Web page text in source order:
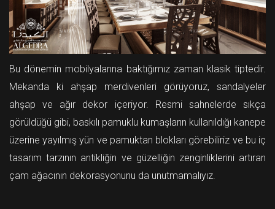
Bu dönemin mobilyalarına baktığımız zaman klasik tiptedir.
Mekanda ki ahşap merdivenleri görüyoruz, sandalyeler
ahşap ve ağır dekor içeriyor. Resmi sahnelerde sıkça
görüldüğü gibi, baskılı pamuklu kumaşların kullanıldığı kanepe
üzerine yayılmış yün ve pamuktan blokları görebiliriz ve bu iç
tasarım tarzının antikliğin ve güzelliğin zenginliklerini artıran
çam ağacının dekorasyonunu da unutmamalıyız.